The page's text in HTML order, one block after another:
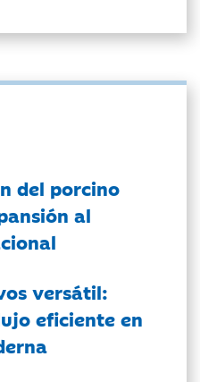
del porcino
al
versátil:
eficiente en